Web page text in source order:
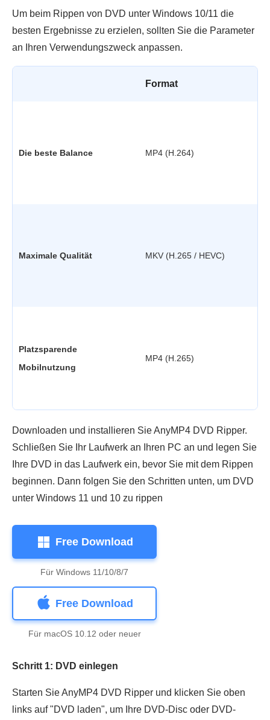
Um beim Rippen von DVD unter Windows 10/11 die
besten Ergebnisse zu erzielen, sollten Sie die Parameter
an Ihren Verwendungszweck anpassen.
Format
Die beste Balance MP4 (H.264)
Maximale Qualität MKV (H.265 / HEVC)
Platzsparende
Mobilnutzung
MP4 (H.265)
Downloaden und installieren Sie AnyMP4 DVD Ripper.
Schließen Sie Ihr Laufwerk an Ihren PC an und legen Sie
Ihre DVD in das Laufwerk ein, bevor Sie mit dem Rippen
beginnen. Dann folgen Sie den Schritten unten, um DVD
unter Windows 11 und 10 zu rippen
Free Download
Für Windows 11/10/8/7
Free Download
Für macOS 10.12 oder neuer
Schritt 1: DVD einlegen
Starten Sie AnyMP4 DVD Ripper und klicken Sie oben
links auf "DVD laden", um Ihre DVD-Disc oder DVD-